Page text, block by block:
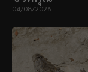
04/08/2026